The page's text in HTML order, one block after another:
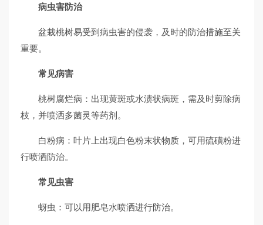
病虫害防治
盆栽桃树易受到病虫害的侵袭，及时的防治措施至关
重要。
常见病害
桃树腐烂病：出现黄斑或水渍状病斑，需及时剪除病
枝，并喷洒多菌灵等药剂。
白粉病：叶片上出现白色粉末状物质，可用硫磺粉进
行喷洒防治。
常见虫害
蚜虫：可以用肥皂水喷洒进行防治。